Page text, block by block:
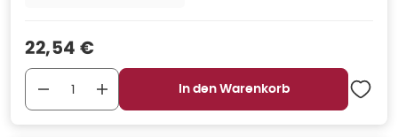
Verkaufspreis
22,54 €
In den Warenkorb